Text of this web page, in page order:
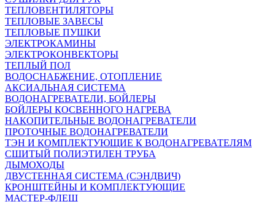
ТЕПЛОВЕНТИЛЯТОРЫ
ТЕПЛОВЫЕ ЗАВЕСЫ
ТЕПЛОВЫЕ ПУШКИ
ЭЛЕКТРОКАМИНЫ
ЭЛЕКТРОКОНВЕКТОРЫ
ТЕПЛЫЙ ПОЛ
ВОДОСНАБЖЕНИЕ, ОТОПЛЕНИЕ
АКСИАЛЬНАЯ СИСТЕМА
ВОДОНАГРЕВАТЕЛИ, БОЙЛЕРЫ
БОЙЛЕРЫ КОСВЕННОГО НАГРЕВА
НАКОПИТЕЛЬНЫЕ ВОДОНАГРЕВАТЕЛИ
ПРОТОЧНЫЕ ВОДОНАГРЕВАТЕЛИ
ТЭН И КОМПЛЕКТУЮЩИЕ К ВОДОНАГРЕВАТЕЛЯМ
СШИТЫЙ ПОЛИЭТИЛЕН ТРУБА
ДЫМОХОДЫ
ДВУСТЕННАЯ СИСТЕМА (СЭНДВИЧ)
КРОНШТЕЙНЫ И КОМПЛЕКТУЮЩИЕ
МАСТЕР-ФЛЕШ